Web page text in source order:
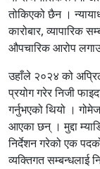
तोकिएको छैन ।
कारोबार, व्यापारिक
औपचारिक आरोप
उहाँले २०२४ को
प्रयोग गरेर निजी
गर्नुभएको थियो ।
आएका छन् । मुद्दा
निर्देशन गरेको एक
व्यक्तिगत सम्बन्धलाई